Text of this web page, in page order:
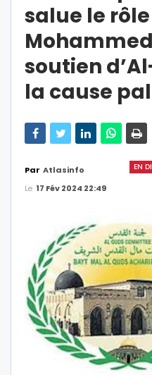
salue le
soutien
la cause
EN
Par Atlasinfo
Le 17 Fév 2024 22:49